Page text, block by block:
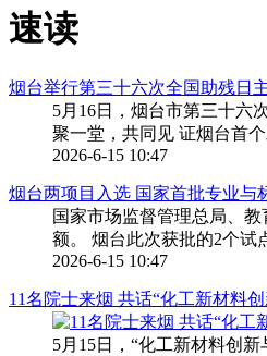
速读
烟台举行第三十六次全国助残日
5月16日，烟台市第三十六
聚一堂，共同见 证烟台首
2026-6-15 10:47
烟台两项目入选 国家首批专业与
国家市场监督管理总局、
额。 烟台此次获批的2个试
2026-6-15 10:47
11名院士来烟 共话“化工新材料
5月15日，“化工新材料创